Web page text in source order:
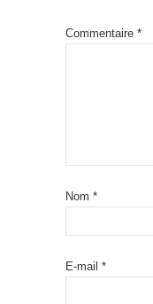
Commentaire *
Nom *
E-mail *